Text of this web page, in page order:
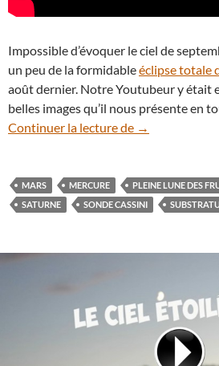
Impossible d’évoquer le ciel de
un peu de la formidableéclipse totale
août dernier. Notre Youtubeur y était
belles images qu’il nous présente en
Continuer la lecture de En vidéo : les
→
MARS MERCURE PLEINE LUNE DES
SATURNE
SONDE CASSINI